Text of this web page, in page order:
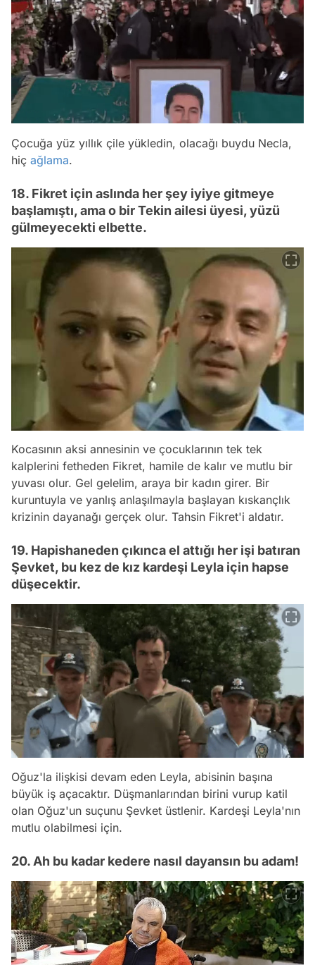
Çocuğa yüz yıllık çile yükledin, olacağı buydu Necla,
hiç ağlama.
18. Fikret için aslında her şey iyiye gitmeye
başlamıştı, ama o bir Tekin ailesi üyesi, yüzü
gülmeyecekti elbette.
Kocasının aksi annesinin ve çocuklarının tek tek
kalplerini fetheden Fikret, hamile de kalır ve mutlu bir
yuvası olur. Gel gelelim, araya bir kadın girer. Bir
kuruntuyla ve yanlış anlaşılmayla başlayan kıskançlık
krizinin dayanağı gerçek olur. Tahsin Fikret'i aldatır.
19. Hapishaneden çıkınca el attığı her işi batıran
Şevket, bu kez de kız kardeşi Leyla için hapse
düşecektir.
Oğuz'la ilişkisi devam eden Leyla, abisinin başına
büyük iş açacaktır. Düşmanlarından birini vurup katil
olan Oğuz'un suçunu Şevket üstlenir. Kardeşi Leyla'nın
mutlu olabilmesi için.
20. Ah bu kadar kedere nasıl dayansın bu adam!